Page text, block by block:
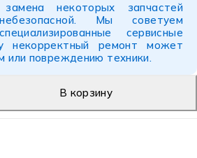
замена некоторых запчастей
Мы советуем
сервисные
некорректный ремонт может
или повреждению техники.
В корзину